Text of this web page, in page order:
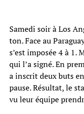
Samedi soir à Los
ton. Face au
s’est imposée 4 à 1.
qui l’a signé. En
a inscrit deux buts
pause. Résultat, le
vu leur équipe